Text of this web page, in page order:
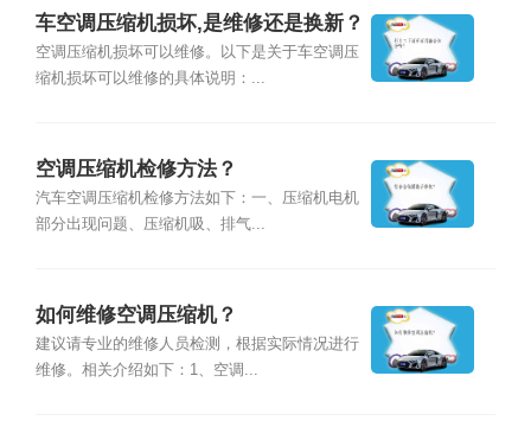
车空调压缩机损坏,是维修还是换新？
空调压缩机损坏可以维修。以下是关于车空调压
缩机损坏可以维修的具体说明：...
空调压缩机检修方法？
汽车空调压缩机检修方法如下：一、压缩机电机
部分出现问题、压缩机吸、排气...
如何维修空调压缩机？
建议请专业的维修人员检测，根据实际情况进行
维修。相关介绍如下：1、空调...